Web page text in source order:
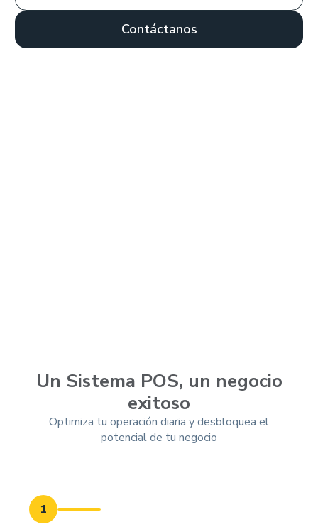
Contáctanos
Un Sistema POS, un negocio
exitoso
Optimiza tu operación diaria y desbloquea el
potencial de tu negocio
1